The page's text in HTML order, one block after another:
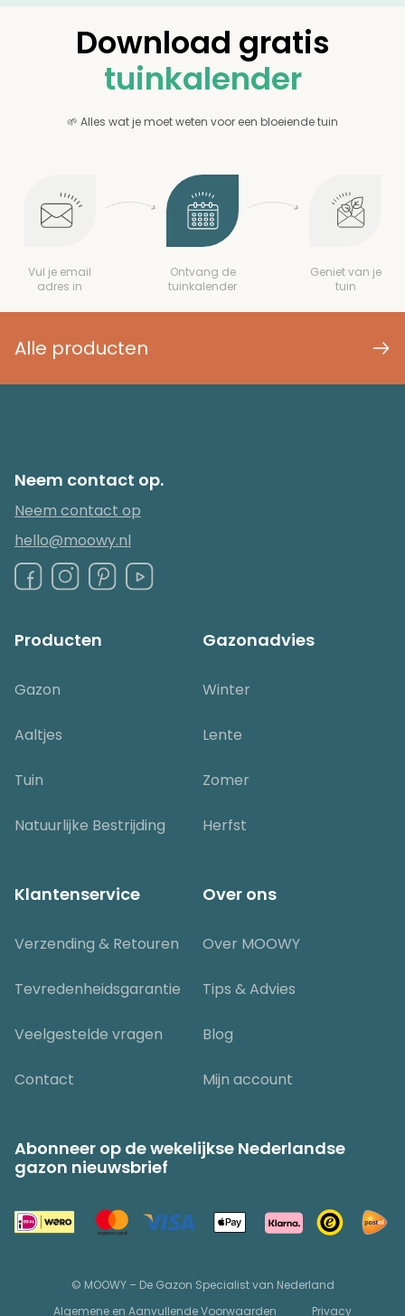
Download gratis
tuinkalender
🌱 Alles wat je moet weten voor een bloeiende tuin
Vul je email
adres in
Ontvang de
tuinkalender
Geniet van je
tuin
Alle producten
Neem contact op.
Neem contact op
hello@moowy.nl
Producten
Gazon
Aaltjes
Tuin
Natuurlijke Bestrijding
Gazonadvies
Winter
Lente
Zomer
Herfst
Klantenservice
Verzending & Retouren
Tevredenheidsgarantie
Veelgestelde vragen
Contact
Over ons
Over MOOWY
Tips & Advies
Blog
Mijn account
Abonneer op de wekelijkse Nederlandse
gazon nieuwsbrief
© MOOWY – De Gazon Specialist van Nederland
Algemene en Aanvullende Voorwaarden
Privacy